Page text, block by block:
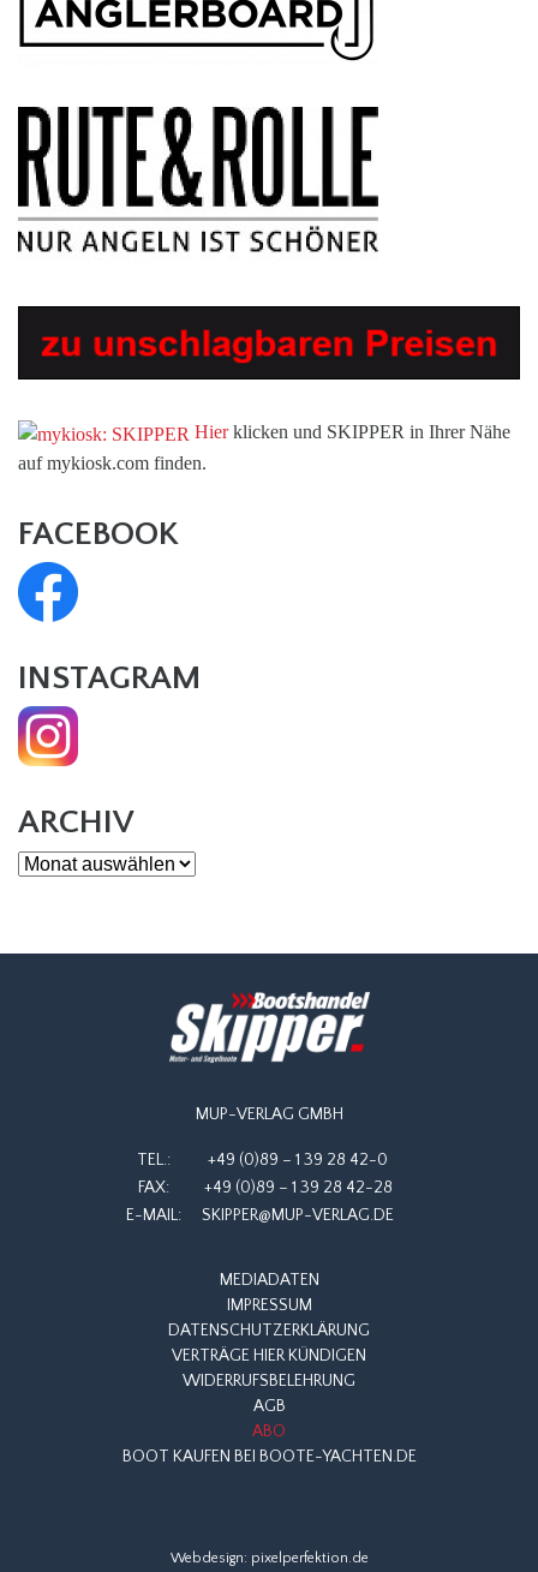
Hierklicken und SKIPPER in Ihrer Nähe
auf mykiosk.com finden.
FACEBOOK
INSTAGRAM
ARCHIV
Archiv
MUP-VERLAG GMBH
TEL.:
+49 (0)89 – 1 39 28 42-0
FAX:
+49 (0)89 – 1 39 28 42-28
E-MAIL:
SKIPPER@MUP-VERLAG.DE
MEDIADATEN
IMPRESSUM
DATENSCHUTZERKLÄRUNG
VERTRÄGE HIER KÜNDIGEN
WIDERRUFSBELEHRUNG
AGB
ABO
BOOT KAUFEN BEI BOOTE-YACHTEN.DE
Webdesign: pixelperfektion.de